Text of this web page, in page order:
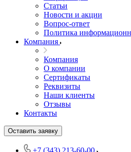
Статьи
Новости и акции
Вопрос-ответ
Политика
Компания
Компания
О компании
Сертификаты
Реквизиты
Наши клиенты
Отзывы
Контакты
Оставить заявку
+7 (343) 213-60-00